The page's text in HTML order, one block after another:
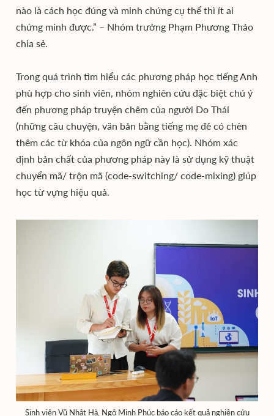
nào là cách học đúng và minh chứng cụ thể thì ít ai
chứng minh được.” – Nhóm trưởng Phạm Phương Thảo
chia sẻ.
Trong quá trình tìm hiểu các phương pháp học tiếng Anh
phù hợp cho sinh viên, nhóm nghiên cứu đặc biệt chú ý
đến phương pháp truyện chêm của người Do Thái
(những câu chuyện, văn bản bằng tiếng mẹ đẻ có chèn
thêm các từ khóa của ngôn ngữ cần học). Nhóm xác
định bản chất của phương pháp này là sử dụng kỹ thuật
chuyển mã/ trộn mã (code-switching/ code-mixing) giúp
học từ vựng hiệu quả.
Sinh viên Vũ Nhật Hà, Ngô Minh Phúc báo cáo kết quả nghiên cứu